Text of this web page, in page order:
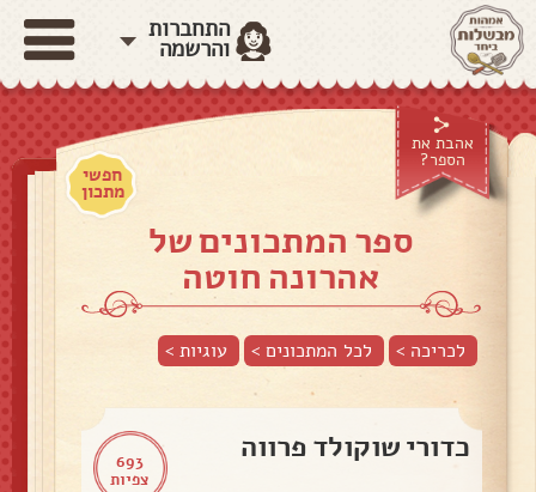
התחברות
והרשמה
אהבת את
הספר?
חפשי
מתכון
ספר המתכונים של
אהרונה חוטה
לכריכה > לכל המתכונים > עוגיות>
693
צפיות
כדורי שוקולד פרווה